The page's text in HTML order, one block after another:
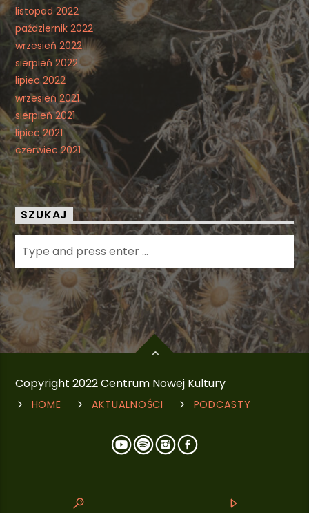
listopad 2022
październik 2022
wrzesień 2022
sierpień 2022
lipiec 2022
wrzesień 2021
sierpień 2021
lipiec 2021
czerwiec 2021
SZUKAJ
Copyright 2022 Centrum Nowej Kultury
HOME AKTUALNOŚCI PODCASTY